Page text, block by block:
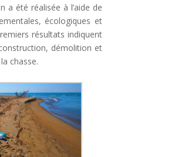
a été réalisée à l’aide de
écologiques et
résultats indiquent
démolition et
chasse.